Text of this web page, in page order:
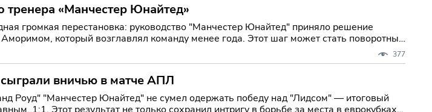
тренера «Манчестер Юнайтед»
громкая перестановка: руководство "Манчестер Юнайтед" приняло решение
который возглавлял команду менее года. Этот шаг может стать поворотным
377
вничью в матче АПЛ
Роуд" "Манчестер Юнайтед" не сумел одержать победу над "Лидсом" — итоговый